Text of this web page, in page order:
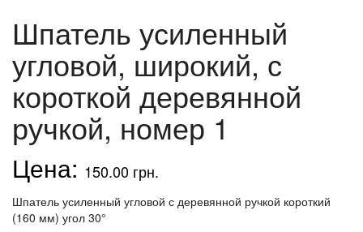
Шпатель усиленный
угловой, широкий, с
короткой деревянной
ручкой, номер 1
150.00 грн.
Шпатель усиленный угловой с деревянной ручкой короткий
(160 мм) угол 30°